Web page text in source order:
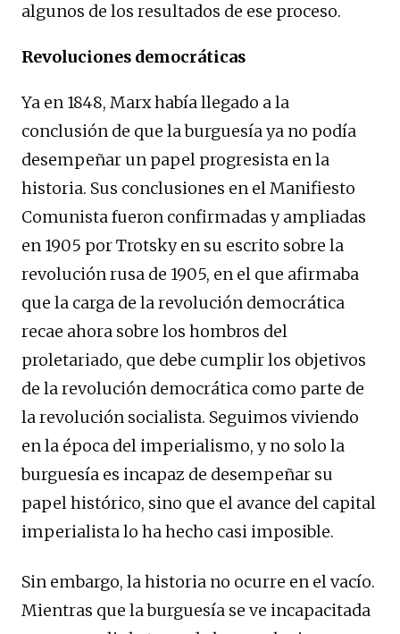
algunos de los resultados de ese proceso.
Revoluciones democráticas
Ya en 1848, Marx había llegado a la
conclusión de que la burguesía ya no podía
desempeñar un papel progresista en la
historia. Sus conclusiones en el Manifiesto
Comunista fueron confirmadas y ampliadas
en 1905 por Trotsky en su escrito sobre la
revolución rusa de 1905, en el que afirmaba
que la carga de la revolución democrática
recae ahora sobre los hombros del
proletariado, que debe cumplir los objetivos
de la revolución democrática como parte de
la revolución socialista. Seguimos viviendo
en la época del imperialismo, y no solo la
burguesía es incapaz de desempeñar su
papel histórico, sino que el avance del capital
imperialista lo ha hecho casi imposible.
Sin embargo, la historia no ocurre en el vacío.
Mientras que la burguesía se ve incapacitada